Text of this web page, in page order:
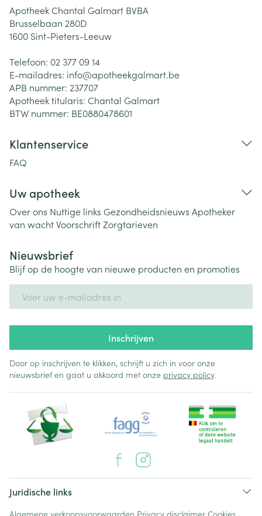
Apotheek Chantal Galmart BVBA
Brusselbaan 280D
1600 Sint-Pieters-Leeuw
Telefoon: 02 377 09 14
E-mailadres: info@apotheekgalmart.be
APB nummer: 237707
Apotheek titularis: Chantal Galmart
BTW nummer: BE0880478601
Klantenservice
FAQ
Uw apotheek
Over ons Nuttige links Gezondheidsnieuws Apotheker
van wachtVoorschriftZorgtarieven
Nieuwsbrief
Blijf op de hoogte van nieuwe producten en promoties
Inschrijven
Door op inschrijven te klikken, schrijft u zich in voor onze
nieuwsbrief en gaat u akkoord met onze privacy policy.
Juridische links
Algemene verkoopsvoorwaarden Privacy disclaimer Cookies